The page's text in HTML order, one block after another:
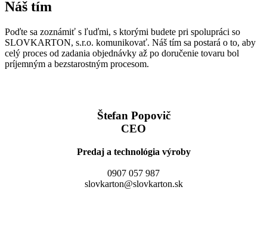
Náš tím
Poďte sa zoznámiť s ľuďmi, s ktorými budete pri spolupráci so
SLOVKARTON, s.r.o. komunikovať. Náš tím sa postará o to, aby
celý proces od zadania objednávky až po doručenie tovaru bol
príjemným a bezstarostným procesom.
Štefan Popovič
CEO
Predaj a technológia výroby
0907 057 987
slovkarton@slovkarton.sk